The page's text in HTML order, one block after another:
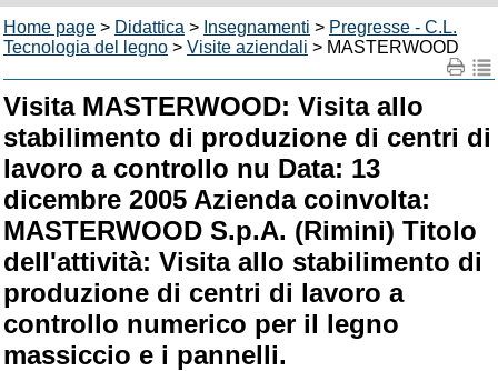
Home page > Didattica > Insegnamenti > Pregresse - C.L.
Tecnologia del legno > Visite aziendali > MASTERWOOD
Visita MASTERWOOD: Visita allo
stabilimento di produzione di centri di
lavoro a controllo nu Data: 13
dicembre 2005 Azienda coinvolta:
MASTERWOOD S.p.A. (Rimini) Titolo
dell'attività: Visita allo stabilimento di
produzione di centri di lavoro a
controllo numerico per il legno
massiccio e i pannelli.